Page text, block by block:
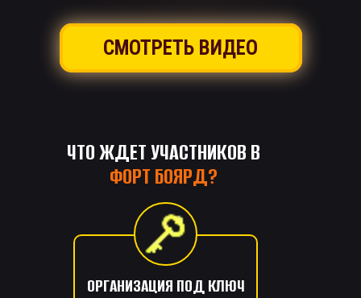
СМОТРЕТЬ ВИДЕО
ЧТО ЖДЕТ УЧАСТНИКОВ В
ФОРТ БОЯРД?
ОРГАНИЗАЦИЯ ПОД КЛЮЧ